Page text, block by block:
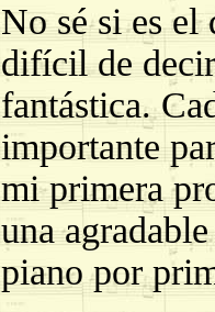
No sé si es el
difícil de
fantástica.
importante
mi primera
una
piano por